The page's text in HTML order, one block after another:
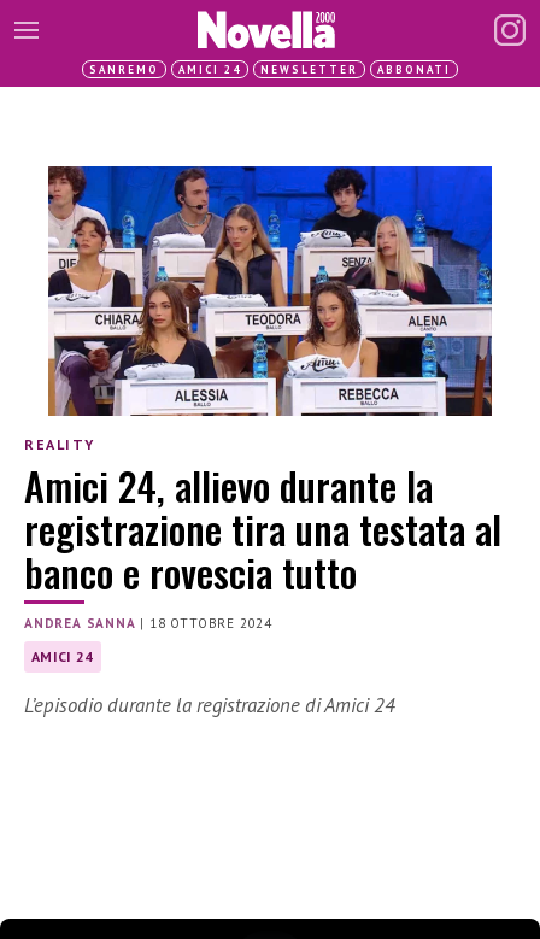
SANREMO AMICI 24 NEWSLETTER ABBONATI
REALITY
Amici 24, allievo durante la
registrazione tira una testata al
banco e rovescia tutto
ANDREA SANNA | 18 OTTOBRE 2024
AMICI 24
L’episodio durante la registrazione di Amici 24